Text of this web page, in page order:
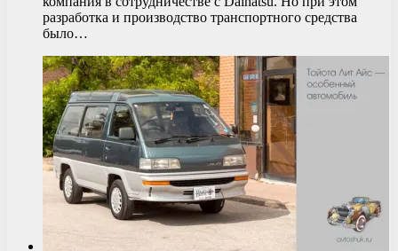
разработка и производство транспортного средства
было…